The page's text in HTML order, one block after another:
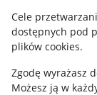
Cele
dostępnych pod
plików cookies.
Zgodę wyrażasz
Możesz ją w
Udostępnianie
Informacje dla
Pobierz